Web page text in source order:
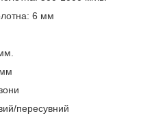
6 мм
пересувний